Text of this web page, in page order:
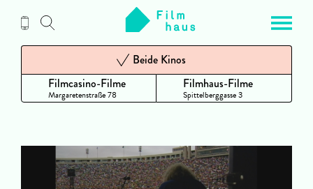
Inhalt
Filmcasino-Filme
Margaretenstraße 78
Beide Kinos
Filmhaus-Filme
Spittelberggasse 3